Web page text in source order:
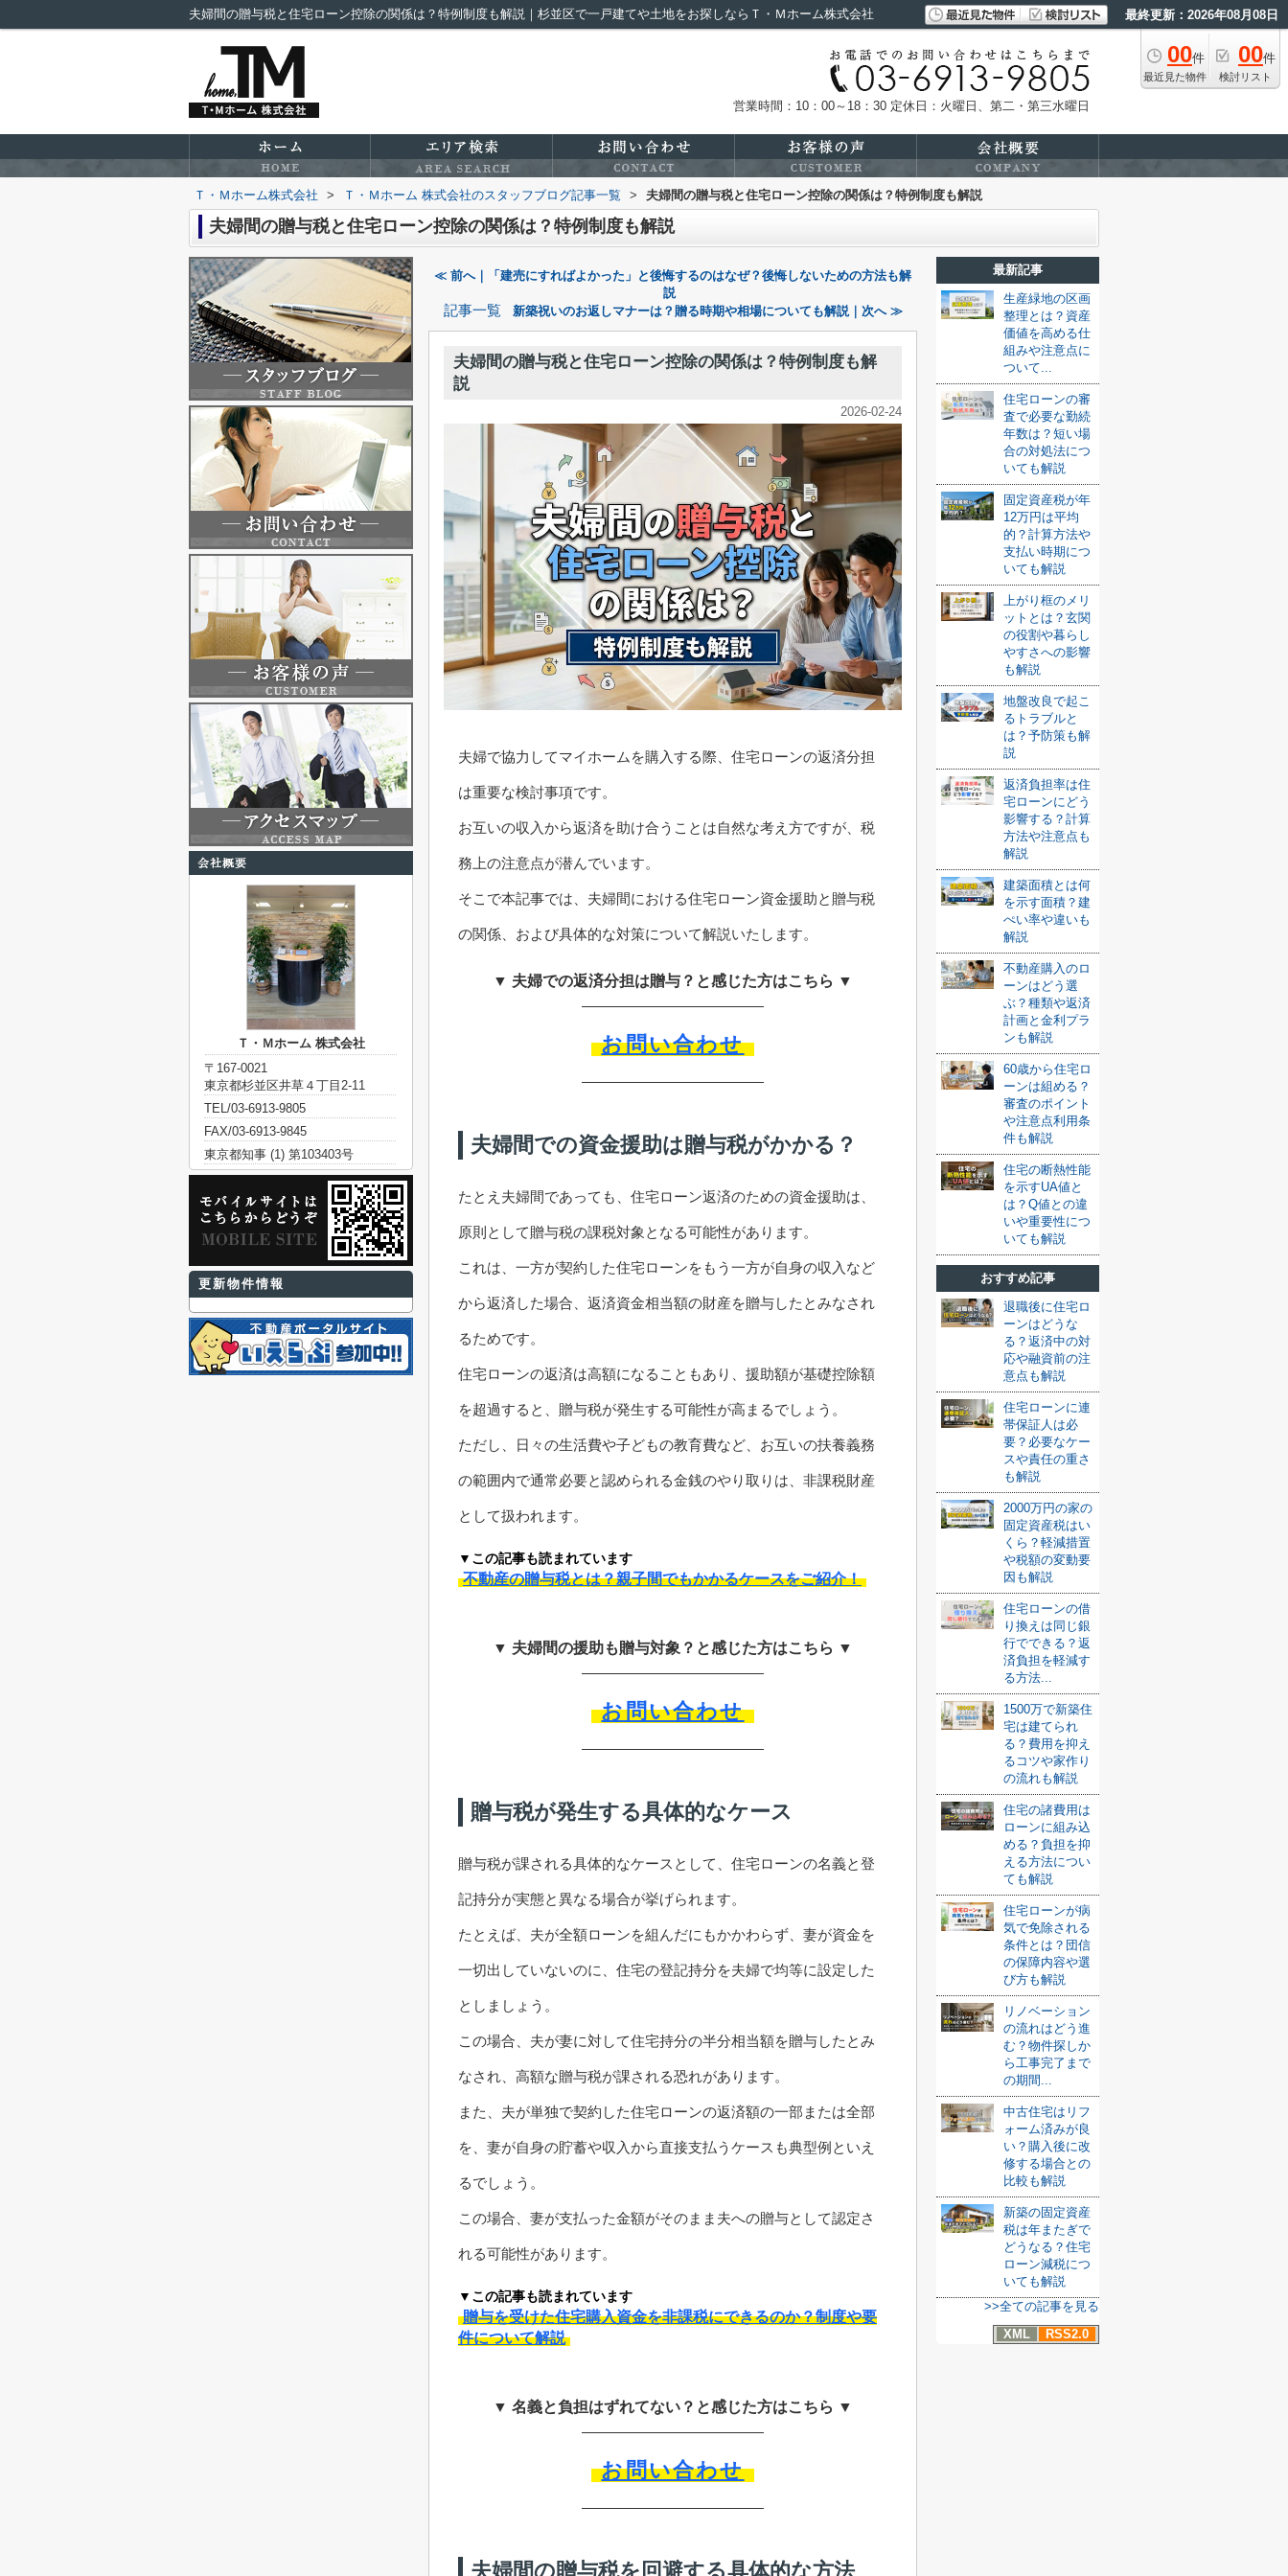
夫婦間の贈与税と住宅ローン控除の関係は？特例制度も解説｜杉並区で一戸建てや土地をお探しならＴ・Ｍホーム株式会社 最終更新：2026年08月08日
00件
最近見た物件
00件
検討リスト
営業時間：10：00～18：30 定休日：火曜日、第二・第三水曜日
Ｔ・Ｍホーム株式会社 > Ｔ・Ｍホーム 株式会社のスタッフブログ記事一覧 > 夫婦間の贈与税と住宅ローン控除の関係は？特例制度も解説
夫婦間の贈与税と住宅ローン控除の関係は？特例制度も解説
≪ 前へ｜「建売にすればよかった」と後悔するのはなぜ？後悔しないための方法も解
説
記事一覧 新築祝いのお返しマナーは？贈る時期や相場についても解説｜次へ ≫
夫婦間の贈与税と住宅ローン控除の関係は？特例制度も解
説
2026-02-24
夫婦で協力してマイホームを購入する際、住宅ローンの返済分担
は重要な検討事項です。
お互いの収入から返済を助け合うことは自然な考え方ですが、税
務上の注意点が潜んでいます。
そこで本記事では、夫婦間における住宅ローン資金援助と贈与税
の関係、および具体的な対策について解説いたします。
▼ 夫婦での返済分担は贈与？と感じた方はこちら ▼
お問い合わせ
夫婦間での資金援助は贈与税がかかる？
たとえ夫婦間であっても、住宅ローン返済のための資金援助は、
原則として贈与税の課税対象となる可能性があります。
これは、一方が契約した住宅ローンをもう一方が自身の収入など
から返済した場合、返済資金相当額の財産を贈与したとみなされ
るためです。
住宅ローンの返済は高額になることもあり、援助額が基礎控除額
を超過すると、贈与税が発生する可能性が高まるでしょう。
ただし、日々の生活費や子どもの教育費など、お互いの扶養義務
の範囲内で通常必要と認められる金銭のやり取りは、非課税財産
として扱われます。
▼この記事も読まれています
不動産の贈与税とは？親子間でもかかるケースをご紹介！
▼ 夫婦間の援助も贈与対象？と感じた方はこちら ▼
お問い合わせ
贈与税が発生する具体的なケース
贈与税が課される具体的なケースとして、住宅ローンの名義と登
記持分が実態と異なる場合が挙げられます。
たとえば、夫が全額ローンを組んだにもかかわらず、妻が資金を
一切出していないのに、住宅の登記持分を夫婦で均等に設定した
としましょう。
この場合、夫が妻に対して住宅持分の半分相当額を贈与したとみ
なされ、高額な贈与税が課される恐れがあります。
また、夫が単独で契約した住宅ローンの返済額の一部または全部
を、妻が自身の貯蓄や収入から直接支払うケースも典型例といえ
るでしょう。
この場合、妻が支払った金額がそのまま夫への贈与として認定さ
れる可能性があります。
▼この記事も読まれています
贈与を受けた住宅購入資金を非課税にできるのか？制度や要
件について解説
▼ 名義と負担はずれてない？と感じた方はこちら ▼
お問い合わせ
夫婦間の贈与税を回避する具体的な方法
最新記事
生産緑地の区画
整理とは？資産
価値を高める仕
組みや注意点に
ついて...
住宅ローンの審
査で必要な勤続
年数は？短い場
合の対処法につ
いても解説
固定資産税が年
12万円は平均
的？計算方法や
支払い時期につ
いても解説
上がり框のメリ
ットとは？玄関
の役割や暮らし
やすさへの影響
も解説
地盤改良で起こ
るトラブルと
は？予防策も解
説
返済負担率は住
宅ローンにどう
影響する？計算
方法や注意点も
解説
建築面積とは何
を示す面積？建
ぺい率や違いも
解説
不動産購入のロ
ーンはどう選
ぶ？種類や返済
計画と金利プラ
ンも解説
60歳から住宅ロ
ーンは組める？
審査のポイント
や注意点利用条
件も解説
住宅の断熱性能
を示すUA値と
は？Q値との違
いや重要性につ
いても解説
おすすめ記事
退職後に住宅ロ
ーンはどうな
る？返済中の対
応や融資前の注
意点も解説
住宅ローンに連
帯保証人は必
要？必要なケー
スや責任の重さ
も解説
2000万円の家の
固定資産税はい
くら？軽減措置
や税額の変動要
因も解説
住宅ローンの借
り換えは同じ銀
行でできる？返
済負担を軽減す
る方法...
1500万で新築住
宅は建てられ
る？費用を抑え
るコツや家作り
の流れも解説
住宅の諸費用は
ローンに組み込
める？負担を抑
える方法につい
ても解説
住宅ローンが病
気で免除される
条件とは？団信
の保障内容や選
び方も解説
リノベーション
の流れはどう進
む？物件探しか
ら工事完了まで
の期間...
中古住宅はリフ
ォーム済みが良
い？購入後に改
修する場合との
比較も解説
新築の固定資産
税は年またぎで
どうなる？住宅
ローン減税につ
いても解説
>>全ての記事を見る
XML
RSS2.0
Ｔ・Ｍホーム 株式会社
〒167-0021
東京都杉並区井草４丁目2-11
TEL/03-6913-9805
FAX/03-6913-9845
東京都知事 (1) 第103403号
更新物件情報